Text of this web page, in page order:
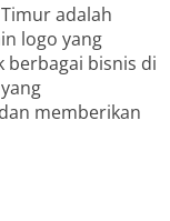
adalah
logo yang
berbagai bisnis di
memberikan